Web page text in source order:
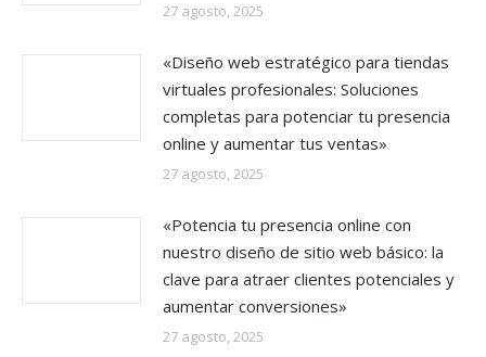
27 agosto, 2025
«Diseño web estratégico para tiendas
virtuales profesionales: Soluciones
completas para potenciar tu presencia
online y aumentar tus ventas»
27 agosto, 2025
«Potencia tu presencia online con
nuestro diseño de sitio web básico: la
clave para atraer clientes potenciales y
aumentar conversiones»
27 agosto, 2025